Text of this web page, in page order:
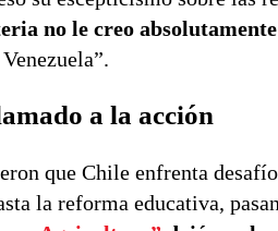
no le creo
a la acción
que Chile enfrenta
la reforma educativa,